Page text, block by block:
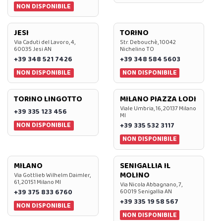
NON DISPONIBILE
JESI
Via Caduti del Lavoro, 4,
60035 Jesi AN
+39 348 521 7426
NON DISPONIBILE
TORINO
Str. Debouchè, 10042
Nichelino TO
+39 348 584 5603
NON DISPONIBILE
TORINO LINGOTTO
+39 335 123 456
NON DISPONIBILE
MILANO PIAZZA LODI
Viale Umbria, 16, 20137 Milano
MI
+39 335 532 3117
NON DISPONIBILE
MILANO
Via Gottlieb Wilhelm Daimler,
61, 20151 Milano MI
+39 375 833 6760
NON DISPONIBILE
SENIGALLIA IL
MOLINO
Via Nicola Abbagnano, 7,
60019 Senigallia AN
+39 335 19 58 567
NON DISPONIBILE